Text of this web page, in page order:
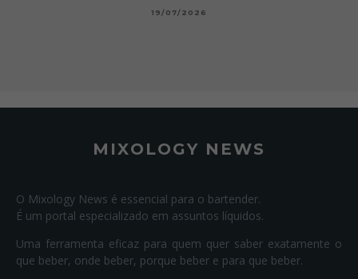
19/07/2026
MIXOLOGY NEWS
O Mixology News é essencial para o bartender.
É um portal especializado em assuntos líquidos.
Uma ferramenta eficaz para quem quer saber exatamente o
que beber, onde beber, porque beber e para que beber.